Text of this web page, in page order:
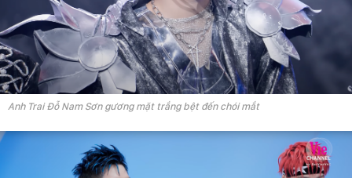
Anh Trai Đỗ Nam Sơn gương mặt trắng bệt đến chói mắt